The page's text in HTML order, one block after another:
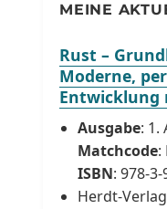
MEINE
Rust –
Moderne,
Entwicklung
Ausgabe: 1.
Matchcode:
ISBN: 978-
Herdt-Verlag